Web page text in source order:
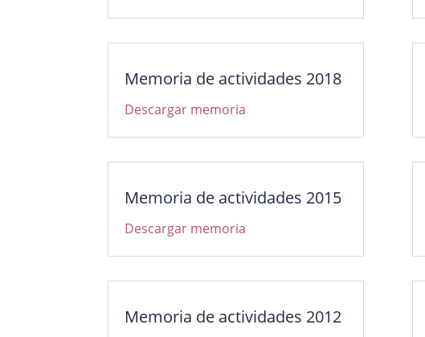
Memoria de actividades 2018
Descargar memoria
Memoria de actividades 2015
Descargar memoria
Memoria de actividades 2012